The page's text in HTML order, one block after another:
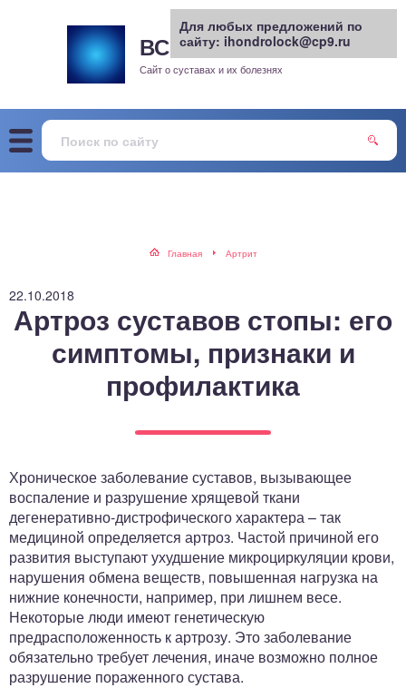
ВСЕ О СУСТАВАХ.РУ
Сайт о суставах и их болезнях
Главная Артрит
22.10.2018
Артроз суставов стопы: его
симптомы, признаки и
профилактика
Хроническое заболевание суставов, вызывающее
воспаление и разрушение хрящевой ткани
дегенеративно-дистрофического характера – так
медициной определяется артроз. Частой причиной его
развития выступают ухудшение микроциркуляции крови,
нарушения обмена веществ, повышенная нагрузка на
нижние конечности, например, при лишнем весе.
Некоторые люди имеют генетическую
предрасположенность к артрозу. Это заболевание
обязательно требует лечения, иначе возможно полное
разрушение пораженного сустава.
Для любых предложений по
сайту: ihondrolock@cp9.ru
сустав